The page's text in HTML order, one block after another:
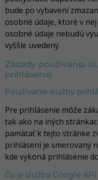
bude po vybavení
osobné údaje, ktoré v
osobné údaje nebudú
vyššie uvedený.
Zásady používania
prihlásenie
Používanie služby
Pre prihlásenie môže
tak ako na iných
pamätať k tejto stránke
prihlásení je smerovaný
kde vykoná prihlásenie
Čo je služba Google API